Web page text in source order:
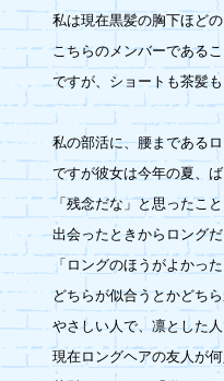
私は現在黒髪の胸下ほど
こちらのメンバーである
ですが、ショートも茶髪
私の部活に、腰まである
ですが彼女は今年の夏、
「残念だな」と思ったこ
出会ったときからロング
「ロングのほうがよかっ
どちらが似合うとかどち
やさしい人で、凛とした
現在ロングヘアの友人が